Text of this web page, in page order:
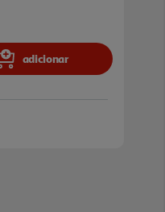
adicionar